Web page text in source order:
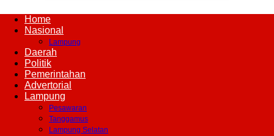
Home
Nasional
Lampung
Daerah
Politik
Pemerintahan
Advertorial
Lampung
Pesawaran
Tanggamus
Lampung Selatan